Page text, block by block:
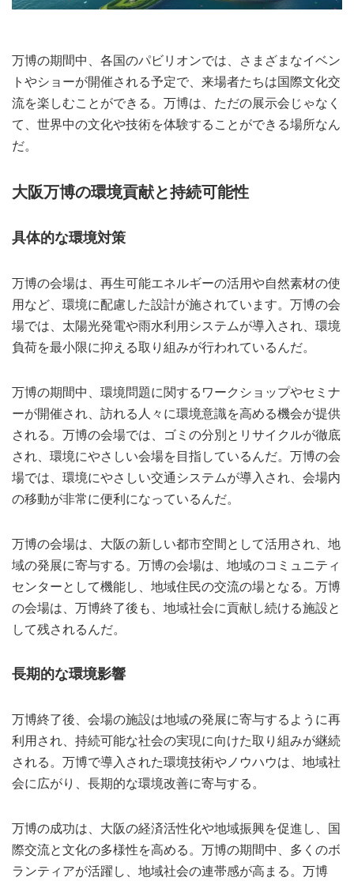
万博の期間中、各国のパビリオンでは、さまざまなイベン
トやショーが開催される予定で、来場者たちは国際文化交
流を楽しむことができる。万博は、ただの展示会じゃなく
て、世界中の文化や技術を体験することができる場所なん
だ。
大阪万博の環境貢献と持続可能性
具体的な環境対策
万博の会場は、再生可能エネルギーの活用や自然素材の使
用など、環境に配慮した設計が施されています。万博の会
場では、太陽光発電や雨水利用システムが導入され、環境
負荷を最小限に抑える取り組みが行われているんだ。
万博の期間中、環境問題に関するワークショップやセミナ
ーが開催され、訪れる人々に環境意識を高める機会が提供
される。万博の会場では、ゴミの分別とリサイクルが徹底
され、環境にやさしい会場を目指しているんだ。万博の会
場では、環境にやさしい交通システムが導入され、会場内
の移動が非常に便利になっているんだ。
万博の会場は、大阪の新しい都市空間として活用され、地
域の発展に寄与する。万博の会場は、地域のコミュニティ
センターとして機能し、地域住民の交流の場となる。万博
の会場は、万博終了後も、地域社会に貢献し続ける施設と
して残されるんだ。
長期的な環境影響
万博終了後、会場の施設は地域の発展に寄与するように再
利用され、持続可能な社会の実現に向けた取り組みが継続
される。万博で導入された環境技術やノウハウは、地域社
会に広がり、長期的な環境改善に寄与する。
万博の成功は、大阪の経済活性化や地域振興を促進し、国
際交流と文化の多様性を高める。万博の期間中、多くのボ
ランティアが活躍し、地域社会の連帯感が高まる。万博